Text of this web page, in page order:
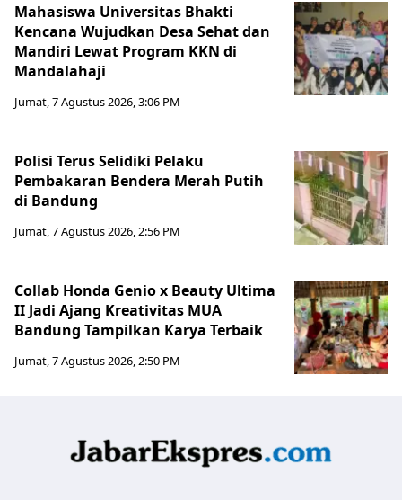
Mahasiswa Universitas Bhakti
Kencana Wujudkan Desa Sehat dan
Mandiri Lewat Program KKN di
Mandalahaji
Jumat, 7 Agustus 2026, 3:06 PM
Polisi Terus Selidiki Pelaku
Pembakaran Bendera Merah Putih
di Bandung
Jumat, 7 Agustus 2026, 2:56 PM
Collab Honda Genio x Beauty Ultima
II Jadi Ajang Kreativitas MUA
Bandung Tampilkan Karya Terbaik
Jumat, 7 Agustus 2026, 2:50 PM